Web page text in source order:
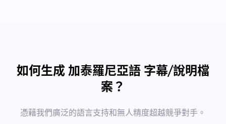
如何生成 加泰羅尼亞語 字幕/說明檔
案？
憑藉我們廣泛的語言支持和無人精度超越競爭對手。